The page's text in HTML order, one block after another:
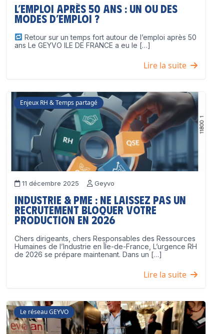
L’emploi après 50 ans : un ou des
modes d’emploi ?
Retour sur un temps fort autour de l’emploi après 50
ans Le GEYVO ILE DE FRANCE a eu le […]
Lire la suite
Enjeux RH & Temps partagé
11 décembre 2025 Geyvo
Industrie & PME : ne laissez pas un
recrutement bloquer votre
production en 2026
Chers dirigeants, chers Responsables des Ressources
Humaines de l’Industrie en Île-de-France, L’urgence RH
de 2026 se prépare maintenant. Dans un […]
Lire la suite
Le réseau GEYVO